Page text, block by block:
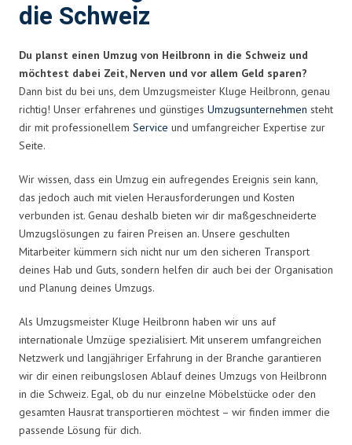
die Schweiz
Du planst einen Umzug von Heilbronn in die Schweiz und
möchtest dabei Zeit, Nerven und vor allem Geld sparen?
Dann bist du bei uns, dem Umzugsmeister Kluge Heilbronn, genau
richtig! Unser erfahrenes und günstiges Umzugsunternehmen steht
dir mit professionellem Service und umfangreicher Expertise zur
Seite.
Wir wissen, dass ein Umzug ein aufregendes Ereignis sein kann,
das jedoch auch mit vielen Herausforderungen und Kosten
verbunden ist. Genau deshalb bieten wir dir maßgeschneiderte
Umzugslösungen zu fairen Preisen an. Unsere geschulten
Mitarbeiter kümmern sich nicht nur um den sicheren Transport
deines Hab und Guts, sondern helfen dir auch bei der Organisation
und Planung deines Umzugs.
Als Umzugsmeister Kluge Heilbronn haben wir uns auf
internationale Umzüge spezialisiert. Mit unserem umfangreichen
Netzwerk und langjähriger Erfahrung in der Branche garantieren
wir dir einen reibungslosen Ablauf deines Umzugs von Heilbronn
in die Schweiz. Egal, ob du nur einzelne Möbelstücke oder den
gesamten Hausrat transportieren möchtest – wir finden immer die
passende Lösung für dich.